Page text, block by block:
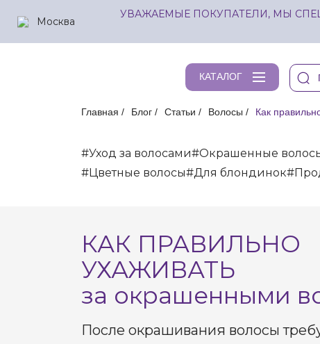
УВАЖАЕМЫЕ ПОКУПАТЕЛИ, МЫ
Москва
КАТАЛОГ
Главная Блог Статьи Волосы Как
#Уход за волосами#Окрашенные
#Цветные волосы#Для блондинок
КАК ПРАВИЛЬНО
УХАЖИВАТЬ
за окрашенными
После окрашивания волосы